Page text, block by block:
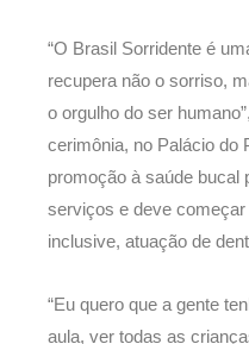
“O Brasil Sorridente é
recupera não o sorriso,
o orgulho do ser
cerimônia, no Palácio do
promoção à saúde bucal
serviços e deve
inclusive, atuação de
“Eu quero que a gente
aula, ver todas as